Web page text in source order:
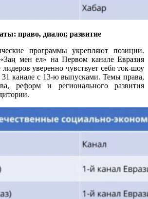
право, диалог, развитие
программы укрепляют позиции.
мен ел» на Первом канале Евразия
уверенно чувствует себя ток-шоу
31 канале с 13-ю выпусками. Темы права,
реформ и регионального развития